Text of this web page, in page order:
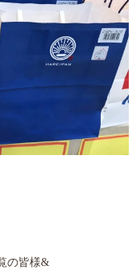
の皆様&